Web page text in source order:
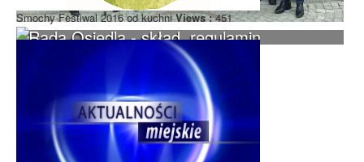
Rada Osiedla - skład, regulamin
Smochy Festiwal 2016 od kuchni Views :451